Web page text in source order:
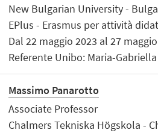
New Bulgarian University -
EPlus - Erasmus per attività
Dal 22 maggio 2023 al 27
Referente Unibo: Maria-
Massimo Panarotto
Associate Professor
Chalmers Tekniska Högskola -